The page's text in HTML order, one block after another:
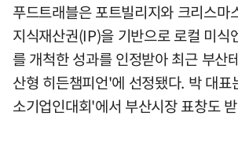
푸드트래블은 포트빌리지와 크리스마
지식재산권(IP)을 기반으로 로컬 미식
를 개척한 성과를 인정받아 최근 부산
산형 히든챔피언'에 선정됐다. 박 대
소기업인대회'에서 부산시장 표창도